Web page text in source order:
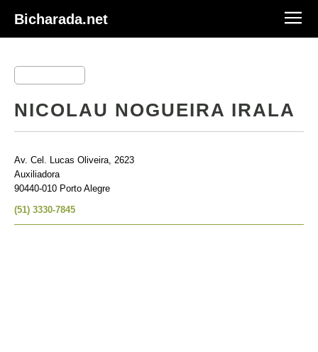
Bicharada.net
NICOLAU NOGUEIRA IRALA
Av. Cel. Lucas Oliveira, 2623
Auxiliadora
90440-010 Porto Alegre
(51) 3330-7845